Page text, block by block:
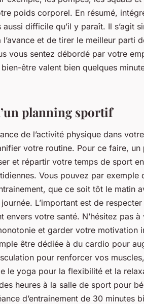
poids corporel. En résumé,
difficile qu’il y paraît. Il s’agit
et de tirer le meilleur parti
vous sentez débordé par votre
être valent bien quelques
planning sportif
de l’activité physique dans
votre routine. Pour ce faire, un
et répartir votre temps de sport
Vous pouvez par exemple
que ce soit tôt le matin
L’important est de
votre santé. N’hésitez pas
et garder votre motivation
être dédiée à du cardio pour
pour renforcer vos
le yoga pour la flexibilité et la
heures à la salle de sport pour
d’entrainement de 30 minutes